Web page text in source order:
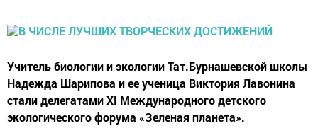
Учитель биологии и экологии Тат.Бурнашевской школы
Надежда Шарипова и ее ученица Виктория Лавонина
стали делегатами XI Международного детского
экологического форума «Зеленая планета».